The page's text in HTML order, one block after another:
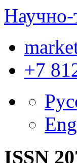
+7
ISSN